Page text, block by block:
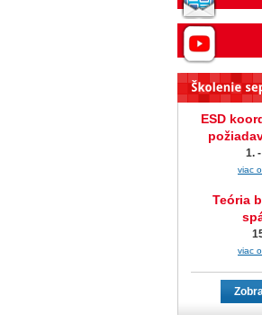
ESD
1.
viac
Teória
viac